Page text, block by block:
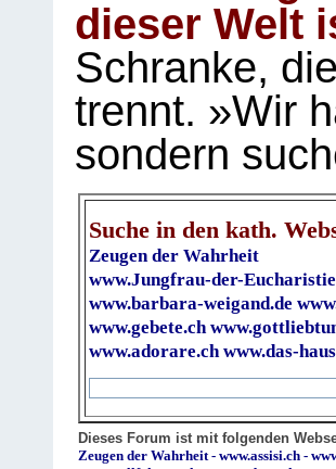
dieser Welt
Schranke,
trennt. »Wir
sondern
Suche in den kath.
Zeugen der Wahrheit
www.Jungfrau-der-
www.barbara-weigand.de
www.gebete.ch
www.adorare.ch www.das-
Dieses Forum ist mit folgenden
Zeugen der Wahrheit - www.assisi.ch -